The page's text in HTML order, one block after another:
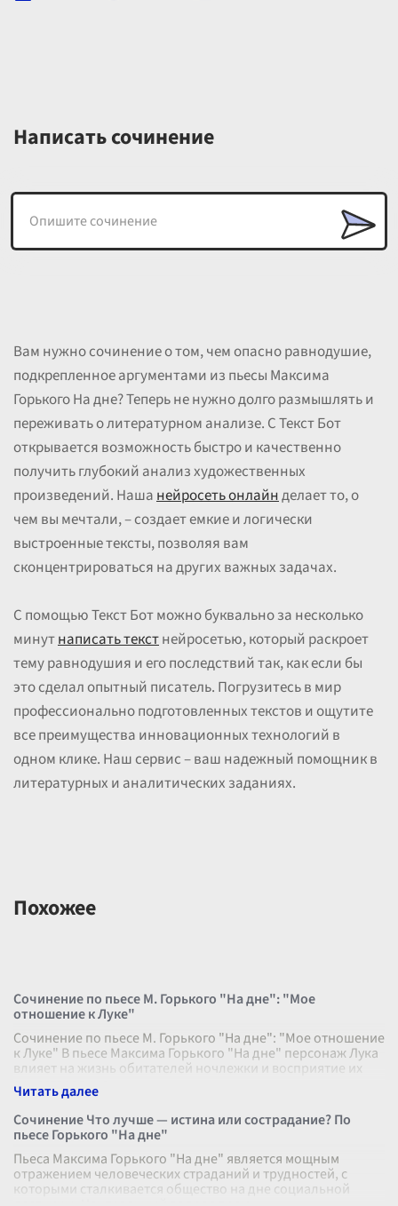
Написать сочинение
Вам нужно сочинение о том, чем опасно равнодушие,
подкрепленное аргументами из пьесы Максима
Горького На дне? Теперь не нужно долго размышлять и
переживать о литературном анализе. С Текст Бот
открывается возможность быстро и качественно
получить глубокий анализ художественных
произведений. Нашанейросеть онлайнделает то, о
чем вы мечтали, – создает емкие и логически
выстроенные тексты, позволяя вам
сконцентрироваться на других важных задачах.
С помощью Текст Бот можно буквально за несколько
минутнаписать текстнейросетью, который раскроет
тему равнодушия и его последствий так, как если бы
это сделал опытный писатель. Погрузитесь в мир
профессионально подготовленных текстов и ощутите
все преимущества инновационных технологий в
одном клике. Наш сервис – ваш надежный помощник в
литературных и аналитических заданиях.
Похожее
Сочинение по пьесе М. Горького "На дне": "Мое
отношение к Луке"
Сочинение по пьесе М. Горького "На дне": "Мое отношение
к Луке" В пьесе Максима Горького "На дне" персонаж Лука
влияет на жизнь обитателей ночлежки и восприятие их
существования.
Сочинение Что лучше — истина или сострадание? По
пьесе Горького "На дне"
Пьеса Максима Горького "На дне" является мощным
отражением человеческих страданий и трудностей, с
которыми сталкивается общество на дне социальной